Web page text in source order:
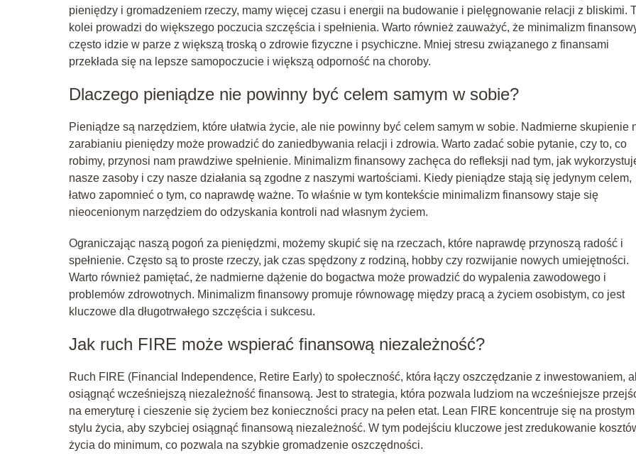
pieniędzy i gromadzeniem rzeczy, mamy więcej czasu i energii na budowanie i pielęgnowanie relacji z bliskimi.
kolei prowadzi do większego poczucia szczęścia i spełnienia. Warto również zauważyć, że minimalizm
często idzie w parze z większą troską o zdrowie fizyczne i psychiczne. Mniej stresu związanego z finansami
przekłada się na lepsze samopoczucie i większą odporność na choroby.
Dlaczego pieniądze nie powinny być celem samym w sobie?
Pieniądze są narzędziem, które ułatwia życie, ale nie powinny być celem samym w sobie. Nadmierne skupienie
zarabianiu pieniędzy może prowadzić do zaniedbywania relacji i zdrowia. Warto zadać sobie pytanie, czy to, co
robimy, przynosi nam prawdziwe spełnienie. Minimalizm finansowy zachęca do refleksji nad tym, jak
nasze zasoby i czy nasze działania są zgodne z naszymi wartościami. Kiedy pieniądze stają się jedynym celem,
łatwo zapomnieć o tym, co naprawdę ważne. To właśnie w tym kontekście minimalizm finansowy staje się
nieocenionym narzędziem do odzyskania kontroli nad własnym życiem.
Ograniczając naszą pogoń za pieniędzmi, możemy skupić się na rzeczach, które naprawdę przynoszą radość i
spełnienie. Często są to proste rzeczy, jak czas spędzony z rodziną, hobby czy rozwijanie nowych umiejętności.
Warto również pamiętać, że nadmierne dążenie do bogactwa może prowadzić do wypalenia zawodowego i
problemów zdrowotnych. Minimalizm finansowy promuje równowagę między pracą a życiem osobistym, co jest
kluczowe dla długotrwałego szczęścia i sukcesu.
Jak ruch FIRE może wspierać finansową niezależność?
Ruch FIRE (Financial Independence, Retire Early) to społeczność, która łączy oszczędzanie z inwestowaniem,
osiągnąć wcześniejszą niezależność finansową. Jest to strategia, która pozwala ludziom na wcześniejsze
na emeryturę i cieszenie się życiem bez konieczności pracy na pełen etat. Lean FIRE koncentruje się na prostym
stylu życia, aby szybciej osiągnąć finansową niezależność. W tym podejściu kluczowe jest zredukowanie
życia do minimum, co pozwala na szybkie gromadzenie oszczędności.